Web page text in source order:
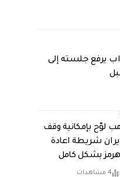
يرفع جلسته إلى
لوّح بإمكانية وقف
شريطة اعادة
بشكل كامل
4 مشاهدات